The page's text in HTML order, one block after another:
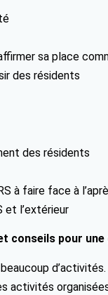
sa place
des résidents
des résidents
à faire face à
et l’extérieur
conseils pour
d’activités.